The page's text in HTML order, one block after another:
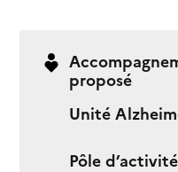
proposé
Unité
Pôle